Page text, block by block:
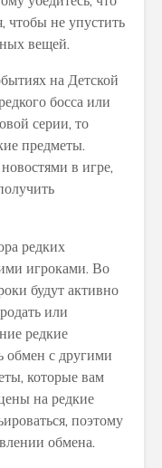
чтобы не упустить
вещей.
на Детской
босса или
серии, то
предметы.
в игре,
редких
игроками. Во
будут активно
или
редкие
обмен с другими
которые вам
на редкие
поэтому
обмена.